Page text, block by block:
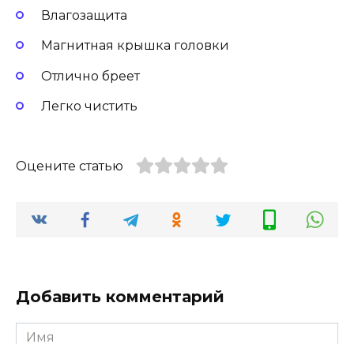
Влагозащита
Магнитная крышка головки
Отлично бреет
Легко чистить
Оцените статью
Добавить комментарий
Имя